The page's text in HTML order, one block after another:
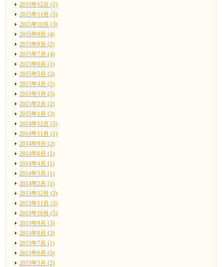
2015年12月 (2)
2015年11月 (5)
2015年10月 (3)
2015年9月 (4)
2015年8月 (2)
2015年7月 (4)
2015年6月 (1)
2015年5月 (2)
2015年4月 (2)
2015年3月 (3)
2015年2月 (2)
2015年1月 (3)
2014年12月 (5)
2014年11月 (1)
2014年9月 (2)
2014年6月 (1)
2014年4月 (1)
2014年3月 (1)
2014年2月 (1)
2013年12月 (2)
2013年11月 (3)
2013年10月 (5)
2013年9月 (3)
2013年8月 (3)
2013年7月 (1)
2013年6月 (3)
2013年5月 (2)